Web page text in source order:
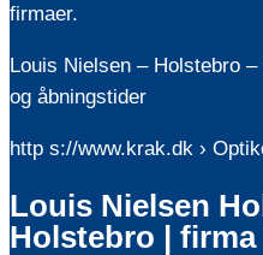
firmaer.
Louis Nielsen – Holstebro
og åbningstider
http s://www.krak.dk ›
Louis Nielsen
Holstebro | firma